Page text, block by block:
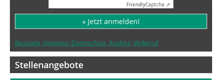
FriendlyCaptcha ⇗
» Jetzt anmelden!
Beispiele, Hinweise: Datenschutz, Analyse, Widerruf
Stellenangebote